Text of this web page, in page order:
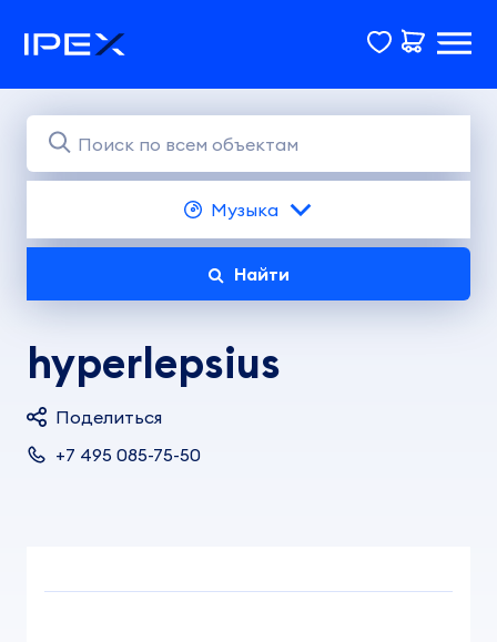
Музыка
Найти
hyperlepsius
Поделиться
+7 495 085-75-50